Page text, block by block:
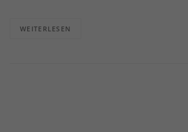
WEITERLESEN